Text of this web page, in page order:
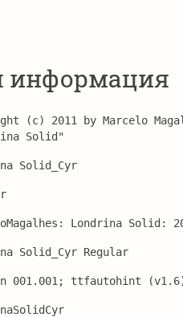
информация
(c) 2011 by Marcelo
Solid"
Solid_Cyr
Londrina Solid:
Solid_Cyr Regular
001.001; ttfautohint